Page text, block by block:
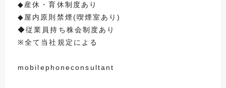
◆産休・育休制度あり
◆屋内原則禁煙(喫煙室あり)
◆従業員持ち株会制度あり
※全て当社規定による
mobilephoneconsultant